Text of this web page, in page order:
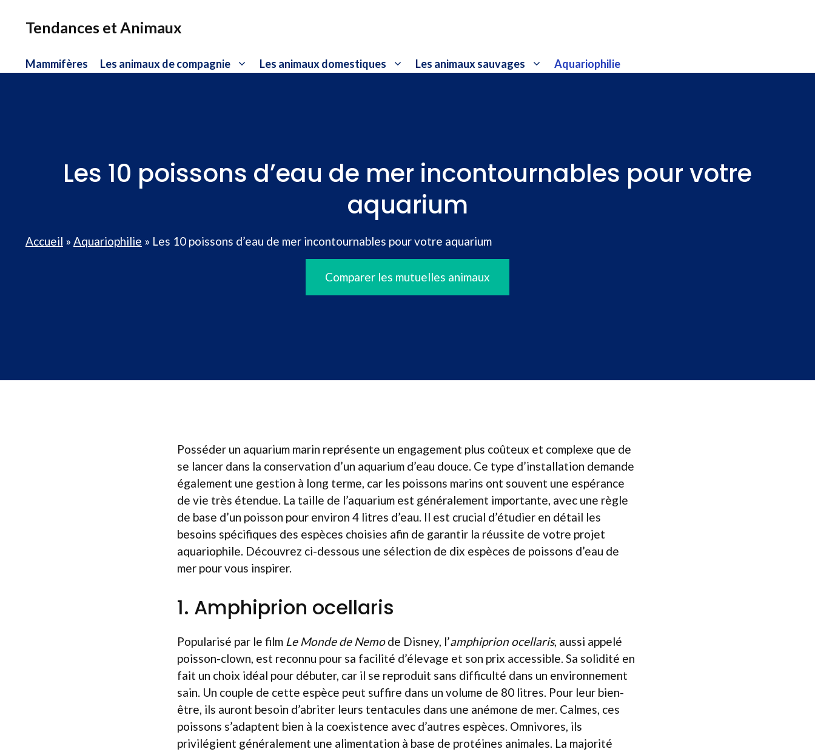
Tendances et Animaux
Mammifères Les animaux de compagnie Les animaux domestiques Les animaux sauvages Aquariophilie
Les 10 poissons d’eau de mer incontournables pour votre
aquarium
Accueil » Aquariophilie » Les 10 poissons d’eau de mer incontournables pour votre aquarium
Comparer les mutuelles animaux
Posséder un aquarium marin représente un engagement plus coûteux et complexe que de
se lancer dans la conservation d’un aquarium d’eau douce. Ce type d’installation demande
également une gestion à long terme, car les poissons marins ont souvent une espérance
de vie très étendue. La taille de l’aquarium est généralement importante, avec une règle
de base d’un poisson pour environ 4 litres d’eau. Il est crucial d’étudier en détail les
besoins spécifiques des espèces choisies afin de garantir la réussite de votre projet
aquariophile. Découvrez ci-dessous une sélection de dix espèces de poissons d’eau de
mer pour vous inspirer.
1. Amphiprion ocellaris
Popularisé par le film Le Monde de Nemode Disney, l’amphiprion ocellaris, aussi appelé
poisson-clown, est reconnu pour sa facilité d’élevage et son prix accessible. Sa solidité en
fait un choix idéal pour débuter, car il se reproduit sans difficulté dans un environnement
sain. Un couple de cette espèce peut suffire dans un volume de 80 litres. Pour leur bien-
être, ils auront besoin d’abriter leurs tentacules dans une anémone de mer. Calmes, ces
poissons s’adaptent bien à la coexistence avec d’autres espèces. Omnivores, ils
privilégient généralement une alimentation à base de protéines animales. La majorité